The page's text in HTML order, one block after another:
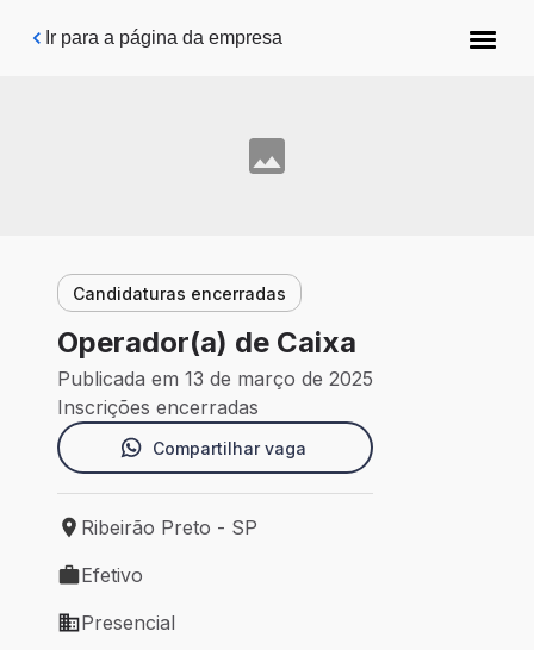
Pular para o conteúdo principal
Ir para a página da empresa
Candidaturas encerradas
Operador(a) de Caixa
Publicada em 13 de março de 2025
Inscrições encerradas
Compartilhar vaga
Local de trabalho: Ribeirão Preto - SP
Ribeirão Preto - SP
Tipo de vaga: Efetivo
Efetivo
Modelo de trabalho: Presencial
Presencial